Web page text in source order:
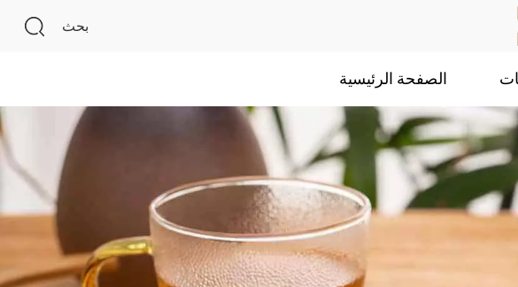
بحث
الصفحة الرئيسية